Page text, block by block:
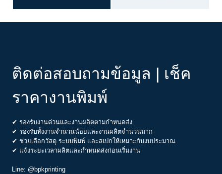
ติดต่อสอบถามข้อมูล | เช็ค
ราคางานพิมพ์
✔ รองรับงานด่วนและงานผลิตตามกำหนดส่ง
✔ รองรับทั้งงานจำนวนน้อยและงานผลิตจำนวนมาก
✔ ช่วยเลือกวัสดุ ระบบพิมพ์ และสเปกให้เหมาะกับงบประมาณ
✔ แจ้งระยะเวลาผลิตและกำหนดส่งก่อนเริ่มงาน
Line: @bpkprinting